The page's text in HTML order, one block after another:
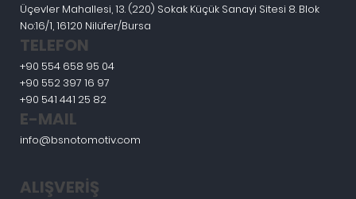
Üçevler Mahallesi, 13. (220) Sokak Küçük Sanayi Sitesi 8. Blok
No:16/1, 16120 Nilüfer/Bursa
TELEFON
+90 554 658 95 04
+90 552 397 16 97
+90 541 441 25 82
E-MAIL
info@bsnotomotiv.com
ALIŞVERİŞ